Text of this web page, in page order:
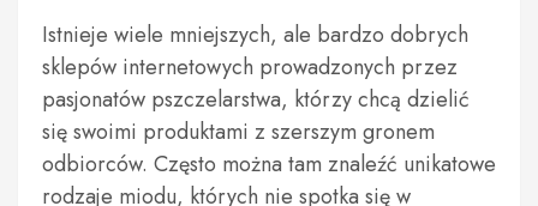
Istnieje wiele mniejszych, ale bardzo dobrych
sklepów internetowych prowadzonych przez
pasjonatów pszczelarstwa, którzy chcą dzielić
się swoimi produktami z szerszym gronem
odbiorców. Często można tam znaleźć unikatowe
rodzaje miodu, których nie spotka się w